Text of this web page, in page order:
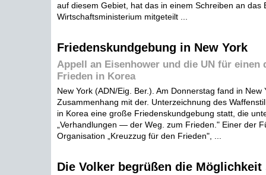
auf diesem Gebiet, hat das in einem Schreiben an das
Wirtschaftsministerium mitgeteilt ...
Friedenskundgebung in New York
Appell an Eisenhower und die UN für einen
Frieden in Korea
New York (ADN/Eig. Ber.). Am Donnerstag fand in New
Zusammenhang mit der. Unterzeichnung des
in Korea eine große Friedenskundgebung statt, die
„Verhandlungen — der Weg. zum Frieden." Einer der
Organisation „Kreuzzug für den Frieden", ...
Die Volker begrüßen die Möglichkeit